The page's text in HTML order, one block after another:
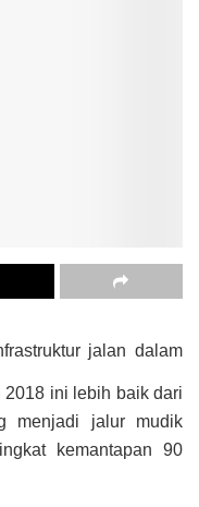
jalan dalam
2018 ini lebih baik dari
menjadi jalur mudik
kemantapan 90